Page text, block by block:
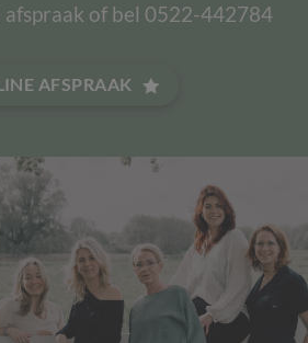
afspraak of bel 0522-442784
AFSPRAAK